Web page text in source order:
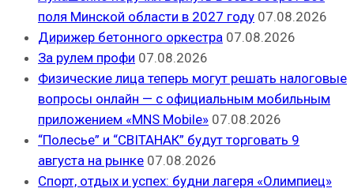
поля Минской области в 2027 году 07.08.2026
Дирижер бетонного оркестра 07.08.2026
За рулем профи 07.08.2026
Физические лица теперь могут решать налоговые
вопросы онлайн — с официальным мобильным
приложением «MNS Mobile» 07.08.2026
“Полесье” и “СВІТАНАК” будут торговать 9
августа на рынке 07.08.2026
Спорт, отдых и успех: будни лагеря «Олимпиец»